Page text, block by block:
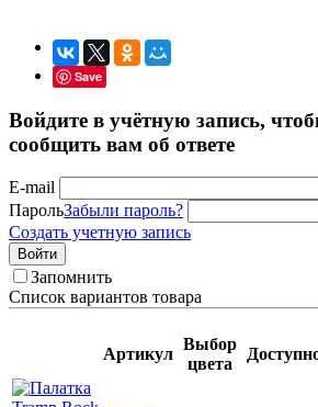
Save
Войдите в учётную запись,
сообщить вам об ответе
E-mail
ПарольЗабыли пароль?
Создать учетную запись
Войти
Запомнить
Список вариантов товара
Артикул
Выбор
цвета